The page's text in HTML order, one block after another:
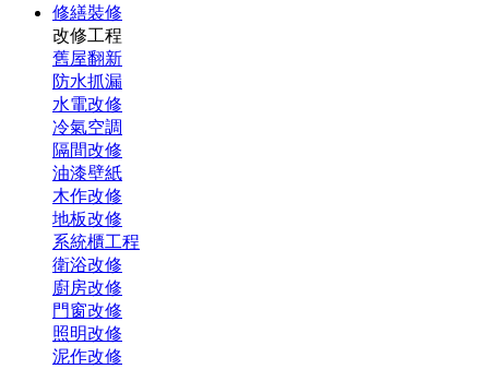
修繕裝修
改修工程
舊屋翻新
防水抓漏
水電改修
冷氣空調
隔間改修
油漆壁紙
木作改修
地板改修
系統櫃工程
衛浴改修
廚房改修
門窗改修
照明改修
泥作改修